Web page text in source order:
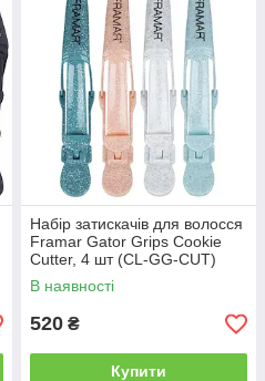
Набір затискачів для волосся
Framar Gator Grips Cookie
Cutter, 4 шт (CL-GG-CUT)
В наявності
520 ₴
Купити